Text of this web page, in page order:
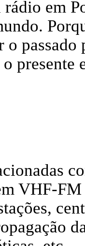
em
o passado
presente
VHF-